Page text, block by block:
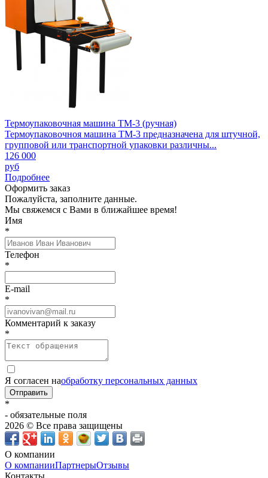
Термоупаковочная машина ТМ-3 (ручная)
Термоупаковочноя машина ТМ-3 предназначена для штучной,
групповой или транспортной упаковки различны...
126 000
руб
Подробнее
Оформить заказ
Пожалуйста, заполните данные.
Мы свяжемся с Вами в ближайшее время!
Имя
*
Телефон
*
E-mail
*
Комментарий к заказу
*
Я согласен наобработку персональных данных
Отправить
*
- обязательные поля
2026 © Все права защищены
О компании
О компанииПартнерыОтзывы
Контакты